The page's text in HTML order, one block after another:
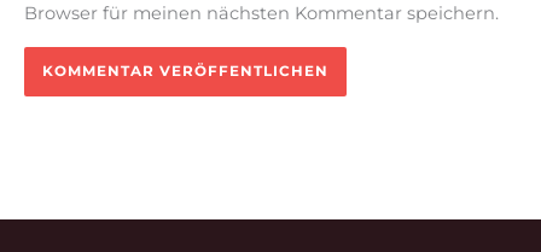
Browser für meinen nächsten Kommentar speichern.